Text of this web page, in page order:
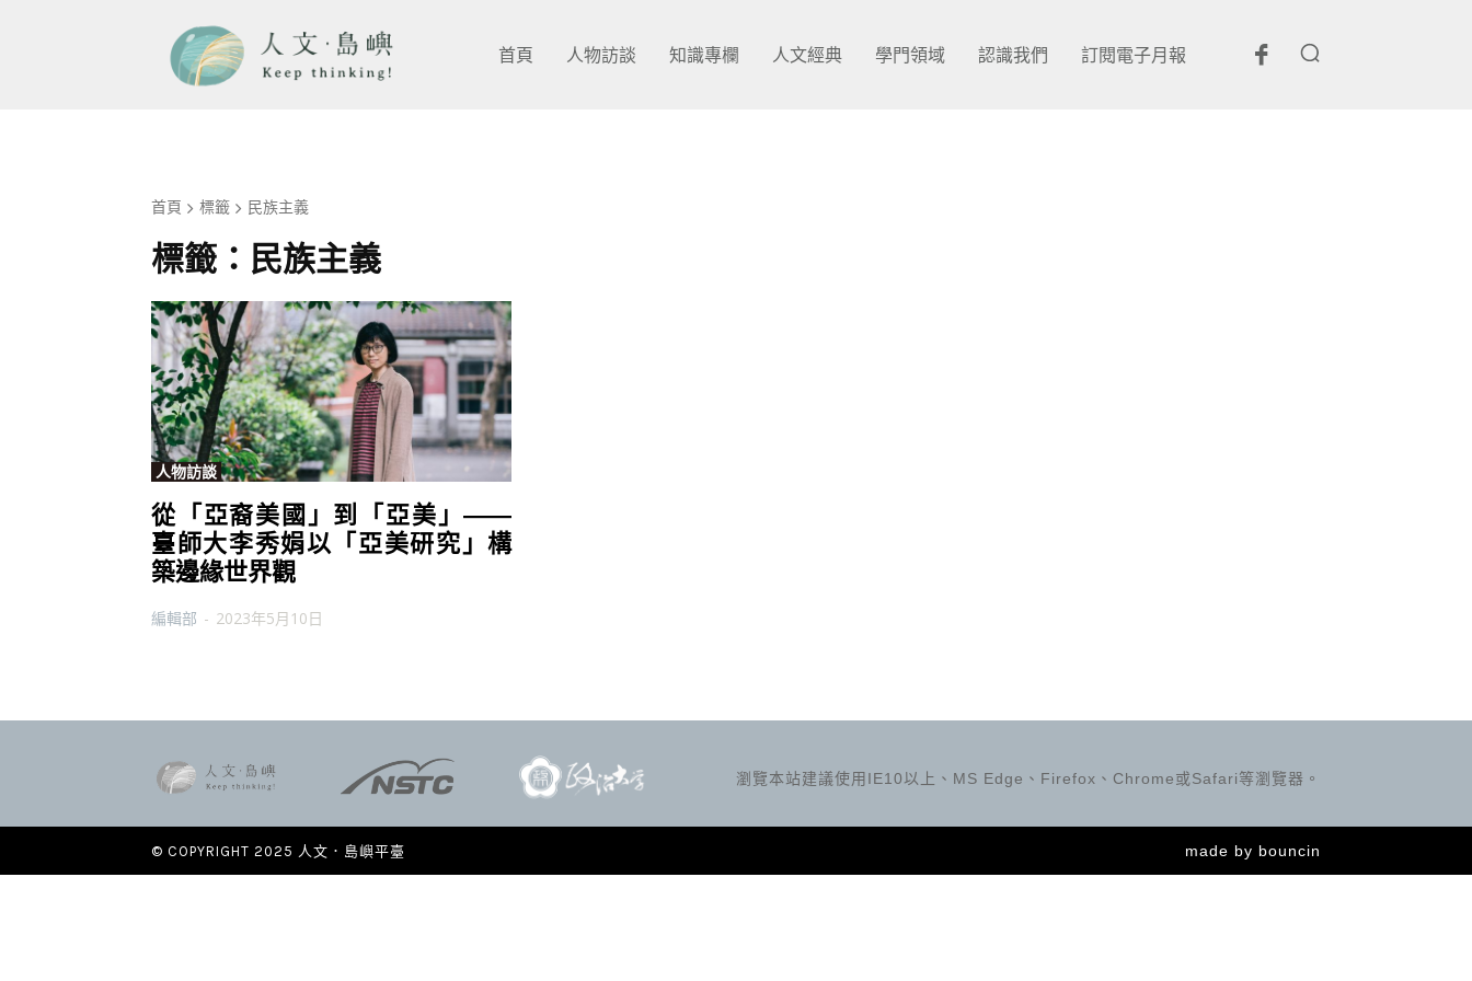
首頁 人物訪談 知識專欄 人文經典 學門領域 認識我們 訂閱電子月報
首頁 標籤 民族主義
標籤： 民族主義
人物訪談
從「亞裔美國」到「亞美」——
臺師大李秀娟以「亞美研究」構
築邊緣世界觀
編輯部 - 2023年5月10日
瀏覽本站建議使用IE10以上、MS Edge、Firefox、Chrome或Safari等瀏覽器。
© COPYRIGHT 2025 人文．島嶼平臺 made by bouncin